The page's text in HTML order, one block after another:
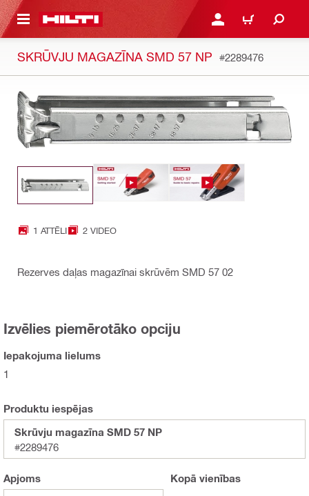
SATURU PIESLĒGTIES VAI
IEPIRKŠANĀS
SKRŪVJU MAGAZĪNA SMD 57 NP #2289476
1 ATTĒLI 2 VIDEO
Rezerves daļas magazīnai skrūvēm SMD 57 02
Izvēlies piemērotāko opciju
Iepakojuma lielums
1
Produktu iespējas
Skrūvju magazīna SMD 57 NP
#2289476
Apjoms Kopā vienības